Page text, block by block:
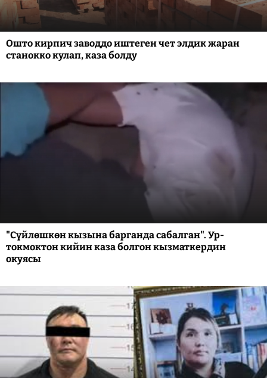
Ошто кирпич заводдо иштеген чет элдик жаран
станокко кулап, каза болду
"Сүйлөшкөн кызына барганда сабалган". Ур-
токмоктон кийин каза болгон кызматкердин
окуясы